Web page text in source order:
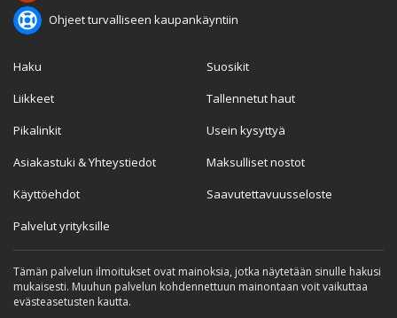
Ohjeet turvalliseen kaupankäyntiin
Haku
Liikkeet
Pikalinkit
Asiakastuki & Yhteystiedot
Käyttöehdot
Palvelut yrityksille
Suosikit
Tallennetut haut
Usein kysyttyä
Maksulliset nostot
Saavutettavuusseloste
Tämän palvelun ilmoitukset ovat mainoksia, jotka näytetään sinulle hakusi
mukaisesti. Muuhun palvelun kohdennettuun mainontaan voit vaikuttaa
evästeasetusten kautta.